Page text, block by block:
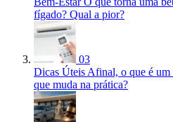
fígado? Qual a pior?
03
Dicas Úteis Afinal, o que é
que muda na prática?